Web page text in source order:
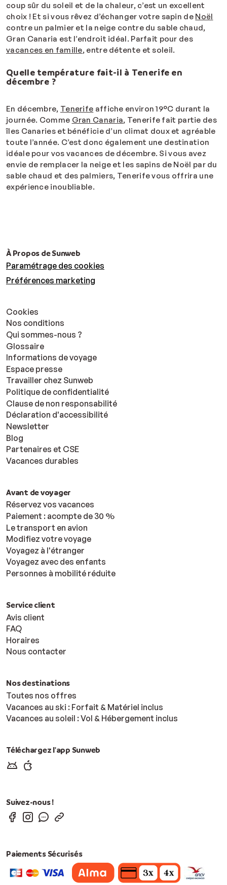
coup sûr du soleil et de la chaleur, c’est un excellent
choix ! Et si vous rêvez d’échanger votre sapin de Noël
contre un palmier et la neige contre du sable chaud,
Gran Canaria est l’endroit idéal. Parfait pour des
vacances en famille, entre détente et soleil.
Quelle température fait-il à Tenerife en
décembre ?
En décembre, Tenerife affiche environ 19°C durant la
journée. Comme Gran Canaria, Tenerife fait partie des
îles Canaries et bénéficie d’un climat doux et agréable
toute l’année. C’est donc également une destination
idéale pour vos vacances de décembre. Si vous avez
envie de remplacer la neige et les sapins de Noël par du
sable chaud et des palmiers, Tenerife vous offrira une
expérience inoubliable.
À Propos de Sunweb
Paramétrage des cookies
Préférences marketing
Cookies
Nos conditions
Qui sommes-nous ?
Glossaire
Informations de voyage
Espace presse
Travailler chez Sunweb
Politique de confidentialité
Clause de non responsabilité
Déclaration d'accessibilité
Newsletter
Blog
Partenaires et CSE
Vacances durables
Avant de voyager
Réservez vos vacances
Paiement : acompte de 30 %
Le transport en avion
Modifiez votre voyage
Voyagez à l'étranger
Voyagez avec des enfants
Personnes à mobilité réduite
Service client
Avis client
FAQ
Horaires
Nous contacter
Nos destinations
Toutes nos offres
Vacances au ski : Forfait & Matériel inclus
Vacances au soleil : Vol & Hébergement inclus
Téléchargez l'app Sunweb
Suivez-nous !
Paiements Sécurisés